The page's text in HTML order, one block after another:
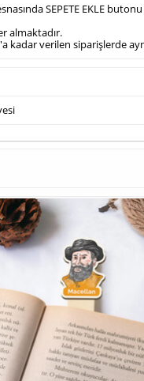
SEPETE EKLE
almaktadır.
kadar verilen siparişlerde